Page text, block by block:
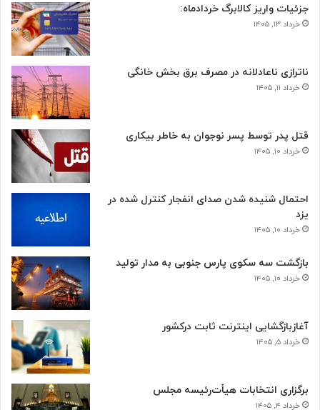
جزئیات واریز کالابرگ خردادماه:
خرداد ۱۳, ۱۴۰۵
ناترازی ناعادلانه در مصرف برق بخش خانگی
خرداد ۱۱, ۱۴۰۵
قتل پدر توسط پسر نوجوان به خاطر بیکاری
خرداد ۱۰, ۱۴۰۵
احتمال شنیده شدن صدای انفجار کنترل شده در
یزد
خرداد ۱۰, ۱۴۰۵
بازگشت سه سکوی پارس جنوبی به مدار تولید
خرداد ۱۰, ۱۴۰۵
آغازبازگشایی اینترنت ثابت درکشور
خرداد ۵, ۱۴۰۵
برگزاری انتخابات هیأت‌رئیسه مجلس
خرداد ۴, ۱۴۰۵